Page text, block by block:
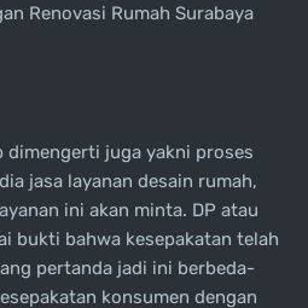
Renovasi Rumah Surabaya
dimengerti juga yakni proses
jasa layanan desain rumah,
ini akan minta. DP atau
bukti bahwa kesepakatan telah
pertanda jadi ini berbeda-
konsumen dengan